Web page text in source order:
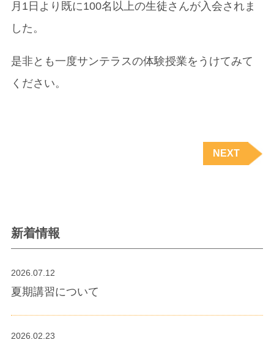
月1日より既に100名以上の生徒さんが入会されま
した。
是非とも一度サンテラスの体験授業をうけてみて
ください。
NEXT
新着情報
2026.07.12
夏期講習について
2026.02.23